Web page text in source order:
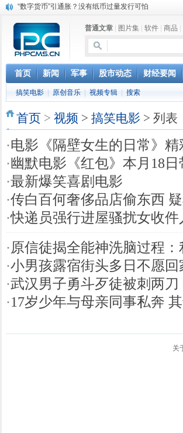
“数字货币”引通胀？没有纸币过量发行可怕
分享健康生活 小罐茶成走亲访友送礼首选
马云携罗汉堂亮相达沃斯：人类正处数据时代的最早期
女子听信“嚼口香糖燃脂” 瘦身不成反“胖了脸”
普通文章 图片集 软件 商品
首页 新闻 军事 股市动态 财经要闻
搞笑电影 原创音乐 视频专辑 搜索
首页 > 视频 > 搞笑电影 > 列表
·电影《隔壁女生的日常》
·幽默电影《红包》本月18
·最新爆笑喜剧电影
·传白百何奢侈品店偷东西
·快递员强行进屋骚扰女收
·原信徒揭全能神洗脑过程
·小男孩露宿街头多日不愿
·武汉男子勇斗歹徒被刺两
·17岁少年与母亲同事私奔
关